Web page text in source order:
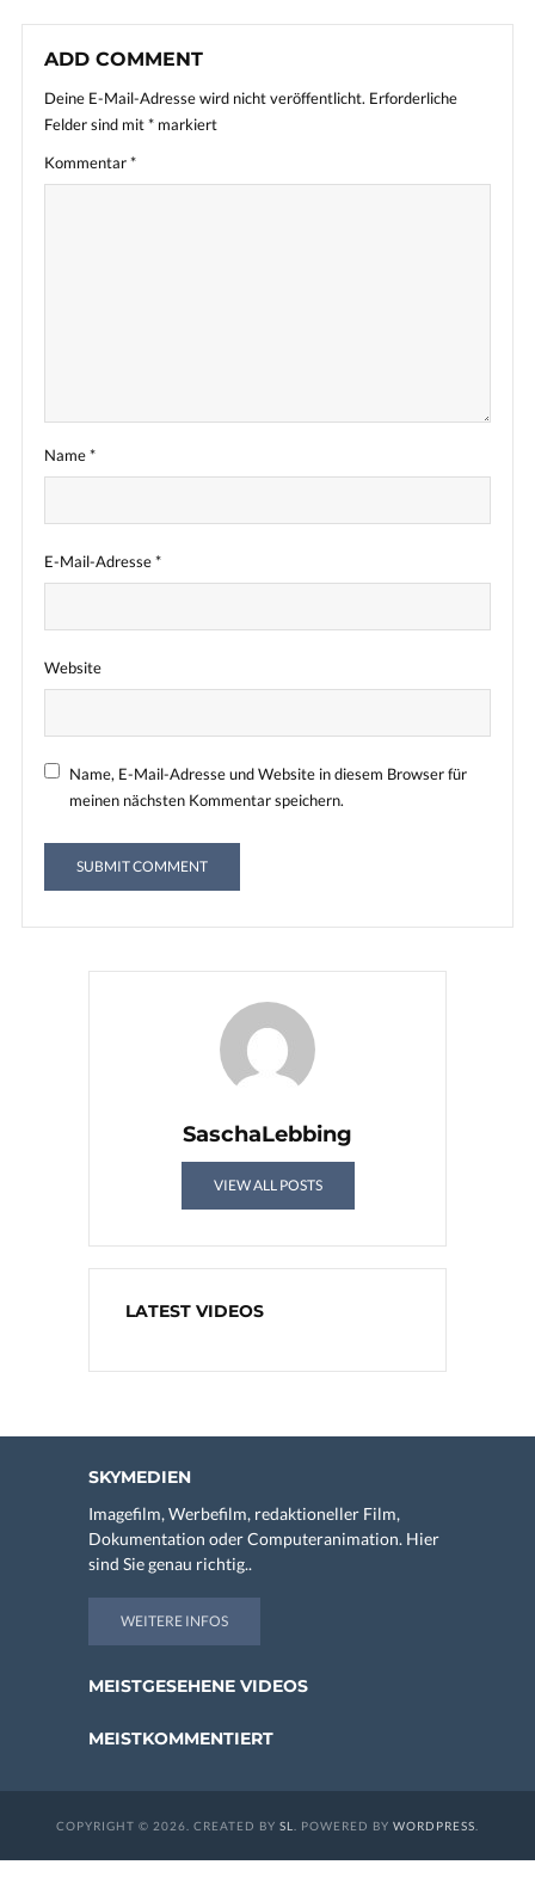
ADD COMMENT
Deine E-Mail-Adresse wird nicht veröffentlicht. Erforderliche
Felder sind mit* markiert
Kommentar*
Name*
E-Mail-Adresse*
Website
Name, E-Mail-Adresse und Website in diesem Browser für
meinen nächsten Kommentar speichern.
SaschaLebbing
VIEW ALL POSTS
LATEST VIDEOS
SKYMEDIEN
Imagefilm, Werbefilm, redaktioneller Film,
Dokumentation oder Computeranimation. Hier
sind Sie genau richtig..
WEITERE INFOS
MEISTGESEHENE VIDEOS
MEISTKOMMENTIERT
COPYRIGHT © 2026. CREATED BY SL . POWERED BY WORDPRESS